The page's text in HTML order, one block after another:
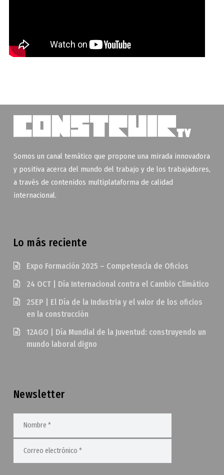
Somos un canal temático que propone una mirada innovadora
y positiva acerca del mundo del trabajo y de los trabajadores,
a través de contenidos multiplataforma de calidad
internacional.
Lo más reciente
Expo Formación 2025 – Competencia de Oficios
24 OCT | Día Internacional contra el Cambio Climático
2SEP | El Día de la Industria y el valor de los oficios
en la construcción
12AGO | Día Mundial de la Juventud: construyendo un
mundo laboral digno
Newsletter